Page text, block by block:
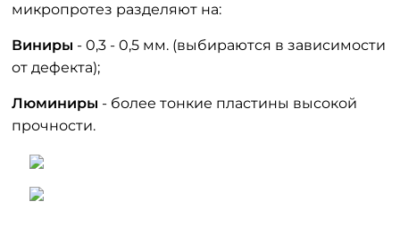
микропротез разделяют на:
Виниры - 0,3 - 0,5 мм. (выбираются в зависимости
от дефекта);
Люминиры - более тонкие пластины высокой
прочности.